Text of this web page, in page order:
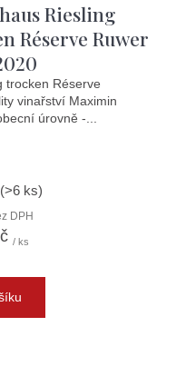
Riesling
Réserve Ruwer
trocken Réserve
vinařství Maximin
úrovně -...
(>6 ks)
DPH
/ ks